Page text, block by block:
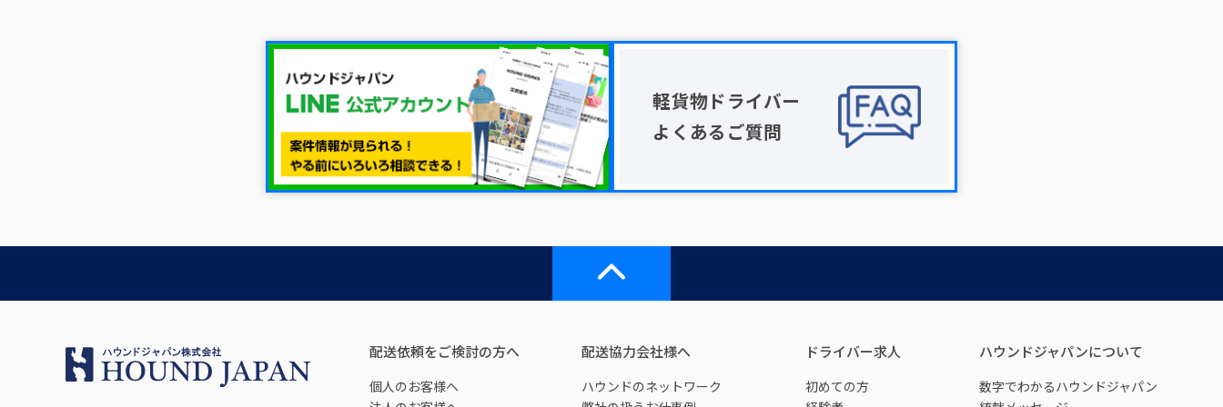
軽貨物ドライバー
よくあるご質問
配送依頼をご検討の方へ
個人のお客様へ
配送協力会社様へ
ハウンドのネットワーク
ドライバー求人
初めての方
ハウンドジャパンについて
数字でわかるハウンドジャパン